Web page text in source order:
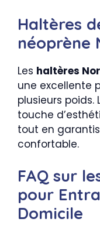
Haltères
néoprène
Les haltères
une excellente
plusieurs poids.
touche
tout en
confortable.
FAQ sur
pour
Domicile